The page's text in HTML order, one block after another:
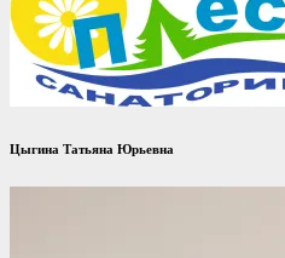
Цыгина Татьяна Юрьевна